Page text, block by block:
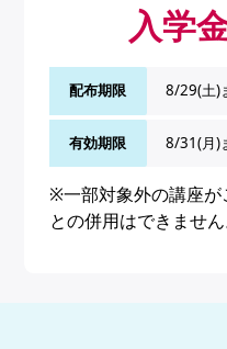
入学
配布期限 8/29(土)
有効期限 8/31(月)
※一部対象外の講座が
との併用はできません